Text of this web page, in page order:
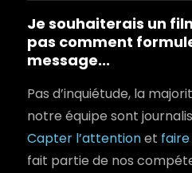
Je souhaiterais un
pas comment
message...
Pas d’inquiétude, la
notre équipe sont
Capter l’attentionet
fait partie de nos